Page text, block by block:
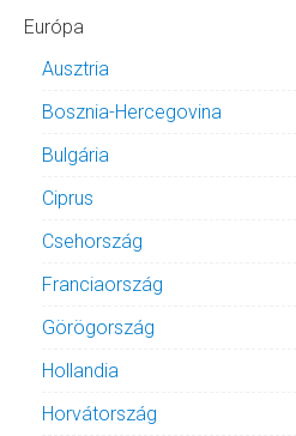
Európa
Ausztria
Bosznia-Hercegovina
Bulgária
Ciprus
Csehország
Franciaország
Görögország
Hollandia
Horvátország